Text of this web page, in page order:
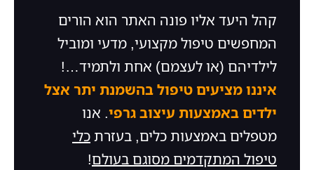
קהל היעד אליו פונה האתר הוא הורים
המחפשים טיפול מקצועי, מדעי ומוביל
לילדיהם (או לעצמם) אחת ולתמיד…!
איננומציעים טיפולבהשמנת יתר אצל
ילדים באמצעות עיצוב גרפי. אנו
מטפלים באמצעות כלים, בעזרתכלי
טיפול המתקדמים מסוגם בעולם!